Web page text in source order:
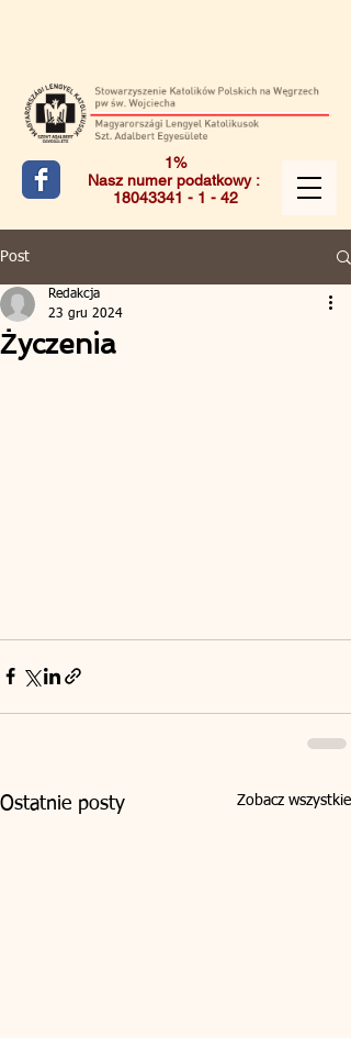
1%
Nasz numer podatkowy :
18043341 - 1 - 42
Post
Życzenia
Redakcja
23 gru 2024
Ostatnie posty Zobacz wszystkie